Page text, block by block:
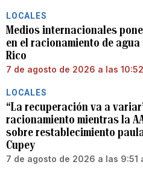
LOCALES
Medios internacionales
en el racionamiento de agua
Rico
7 de agosto de 2026 a las
LOCALES
“La recuperación va a
racionamiento mientras la
sobre restablecimiento
Cupey
7 de agosto de 2026 a las 9:51